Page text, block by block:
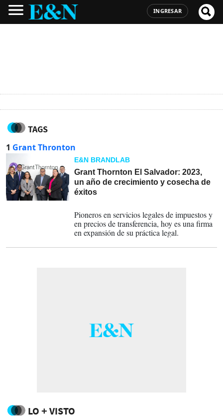
INGRESAR
TAGS
1 Grant Thronton
E&N BRANDLAB
Grant Thornton El Salvador: 2023,
un año de crecimiento y cosecha de
éxitos
Pioneros en servicios legales de impuestos y
en precios de transferencia, hoy es una firma
en expansión de su práctica legal.
LO + VISTO